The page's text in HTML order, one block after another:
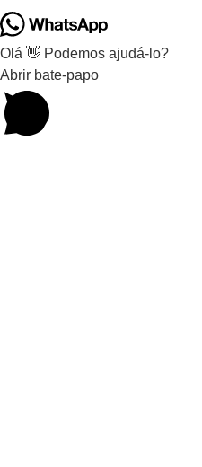
Olá 👋 Podemos ajudá-lo?
Abrir bate-papo